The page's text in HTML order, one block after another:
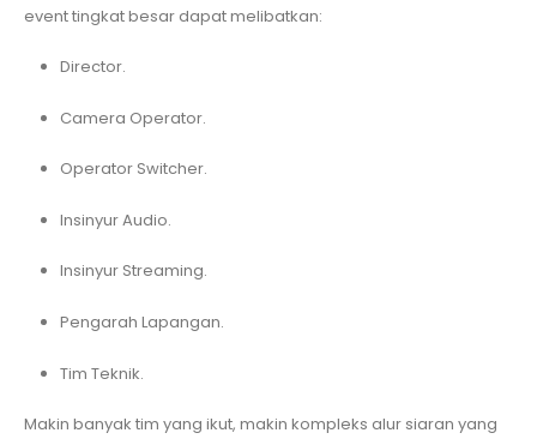
event tingkat besar dapat melibatkan:
Director.
Camera Operator.
Operator Switcher.
Insinyur Audio.
Insinyur Streaming.
Pengarah Lapangan.
Tim Teknik.
Makin banyak tim yang ikut, makin kompleks alur siaran yang